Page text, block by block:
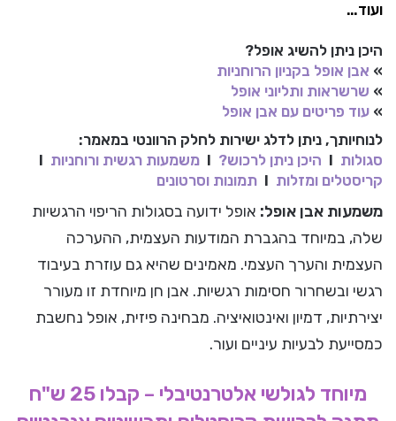
ועוד…
היכן ניתן להשיג אופל?
» אבן אופל בקניון הרוחניות
» שרשראות ותליוני אופל
» עוד פריטים עם אבן אופל
לנוחיותך, ניתן לדלג ישירות לחלק הרוונטי במאמר:
סגולות
היכן ניתן לרכוש? משמעות רגשית ורוחניות
קריסטלים ומזלות
תמונות וסרטונים
משמעות אבן אופל: אופל ידועה בסגולות הריפוי הרגשיות
שלה, במיוחד בהגברת המודעות העצמית, ההערכה
העצמית והערך העצמי. מאמינים שהיא גם עוזרת בעיבוד
רגשי ובשחרור חסימות רגשיות. אבן חן מיוחדת זו מעורר
יצירתיות, דמיון ואינטואיציה. מבחינה פיזית, אופל נחשבת
כמסייעת לבעיות עיניים ועור.
מיוחד לגולשי אלטרנטיבלי – קבלו 25 ש"ח